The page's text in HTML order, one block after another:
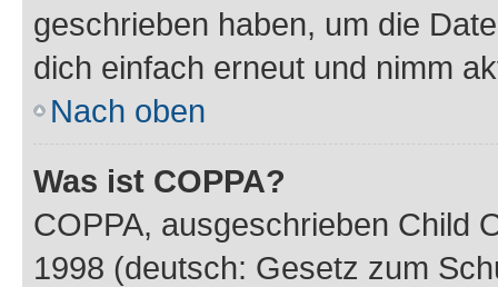
geschrieben haben, um die
dich einfach erneut und nimm
Nach oben
Was ist COPPA?
COPPA, ausgeschrieben Child
1998 (deutsch: Gesetz zum